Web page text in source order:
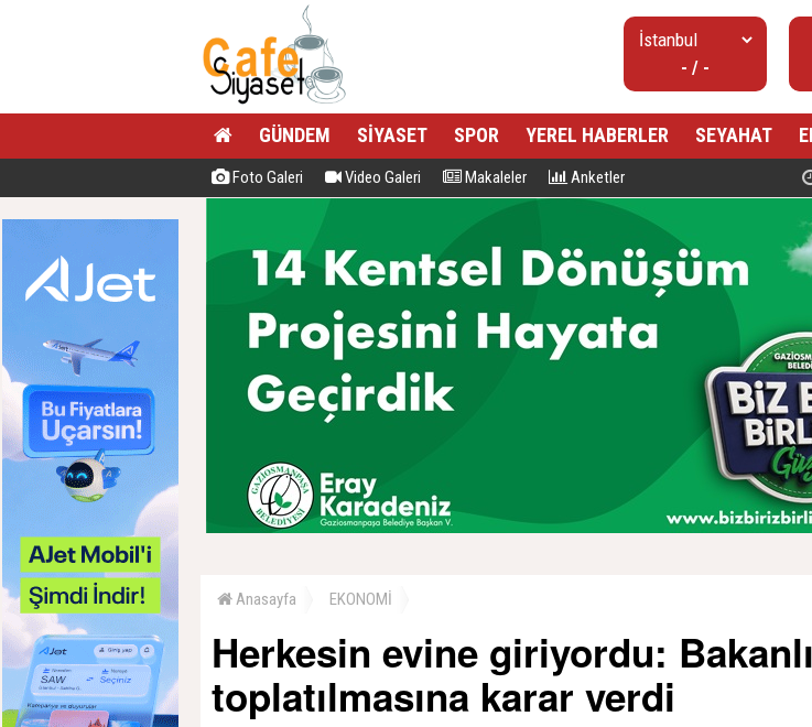
- / -
GÜNDEM SİYASET SPOR YEREL HABERLER SEYAHAT
Foto Galeri Video Galeri Makaleler Anketler
Anasayfa EKONOMİ
Herkesin evine giriyordu:
toplatılmasına karar verdi